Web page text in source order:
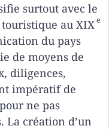
surtout avec le
au XIXe
du pays
de moyens de
diligences,
impératif de
ne pas
La création d’un